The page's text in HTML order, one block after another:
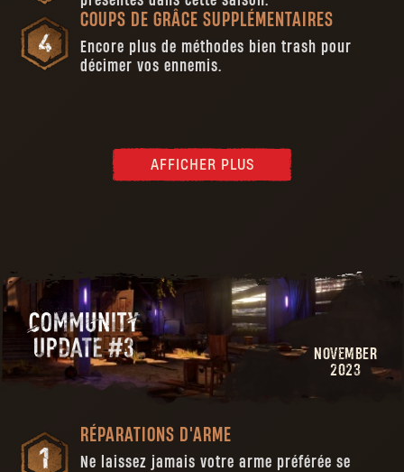
COUPS DE GRÂCE SUPPLÉMENTAIRES
Encore plus de méthodes bien trash pour
décimer vos ennemis.
AFFICHER PLUS
NOVEMBER
2023
RÉPARATIONS D'ARME
Ne laissez jamais votre arme préférée se